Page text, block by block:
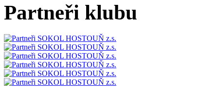
Partneři klubu